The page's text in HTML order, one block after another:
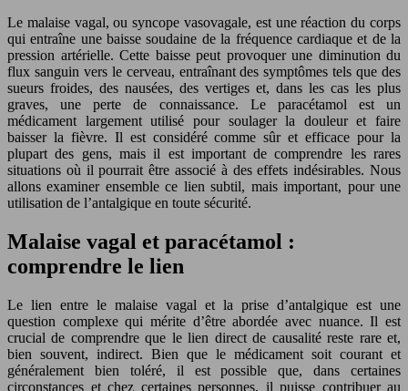
Le malaise vagal, ou syncope vasovagale, est une réaction du corps
qui entraîne une baisse soudaine de la fréquence cardiaque et de la
pression artérielle. Cette baisse peut provoquer une diminution du
flux sanguin vers le cerveau, entraînant des symptômes tels que des
sueurs froides, des nausées, des vertiges et, dans les cas les plus
graves, une perte de connaissance. Le paracétamol est un
médicament largement utilisé pour soulager la douleur et faire
baisser la fièvre. Il est considéré comme sûr et efficace pour la
plupart des gens, mais il est important de comprendre les rares
situations où il pourrait être associé à des effets indésirables. Nous
allons examiner ensemble ce lien subtil, mais important, pour une
utilisation de l’antalgique en toute sécurité.
Malaise vagal et paracétamol :
comprendre le lien
Le lien entre le malaise vagal et la prise d’antalgique est une
question complexe qui mérite d’être abordée avec nuance. Il est
crucial de comprendre que le lien direct de causalité reste rare et,
bien souvent, indirect. Bien que le médicament soit courant et
généralement bien toléré, il est possible que, dans certaines
circonstances et chez certaines personnes, il puisse contribuer au